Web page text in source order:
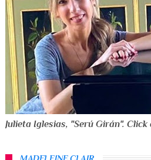
Julieta Iglesias, "Serú Girán". Click
MADELEINE CLAIR